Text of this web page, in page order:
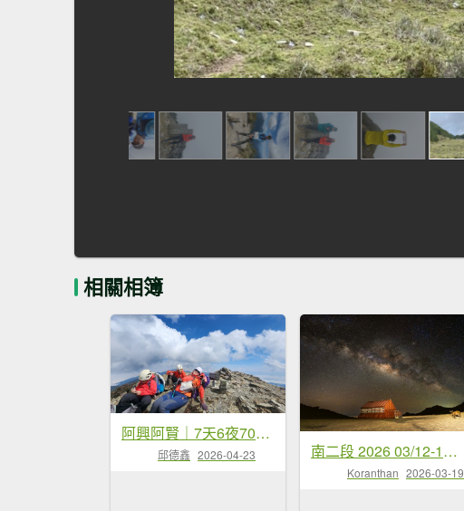
相關相簿
阿興阿賢｜7天6夜70K龍貓公車+駒盆西稜接馬博
邱德鑫 2026-04-23 南二段 2026 03/12-17 六天五夜
Koranthan 2026-03-19